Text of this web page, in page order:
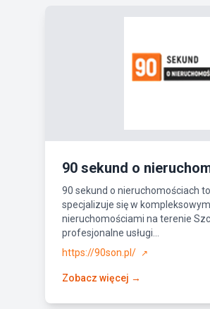
90 sekund o
90 sekund o nieruchomościach
specjalizuje się w
nieruchomościami na terenie
profesjonalne usługi...
https://90son.pl/
↗
Zobacz więcej →